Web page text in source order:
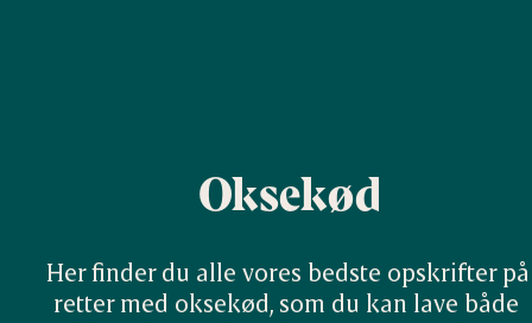
Oksekød
Her finder du alle vores bedste opskrifter på
retter med oksekød, som du kan lave både